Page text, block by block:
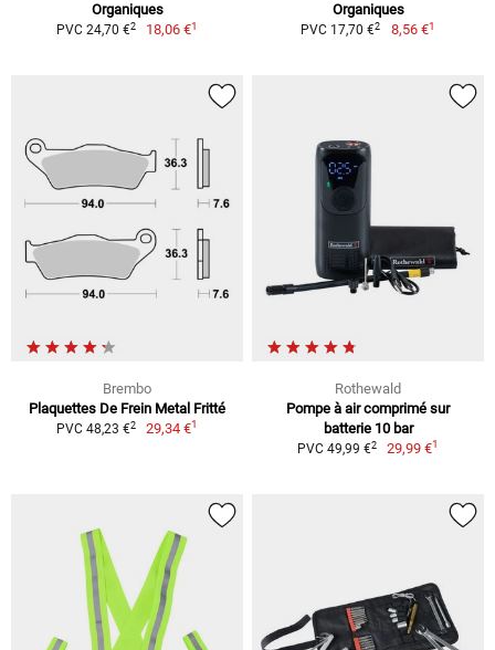
Organiques
PVC 24,70 €2 18,06 €1
Organiques
PVC 17,70 €2 8,56 €1
Brembo
Plaquettes De Frein Metal Fritté
PVC 48,23 €2 29,34 €1
Rothewald
Pompe à air comprimé sur
batterie 10 bar
PVC 49,99 €2 29,99 €1